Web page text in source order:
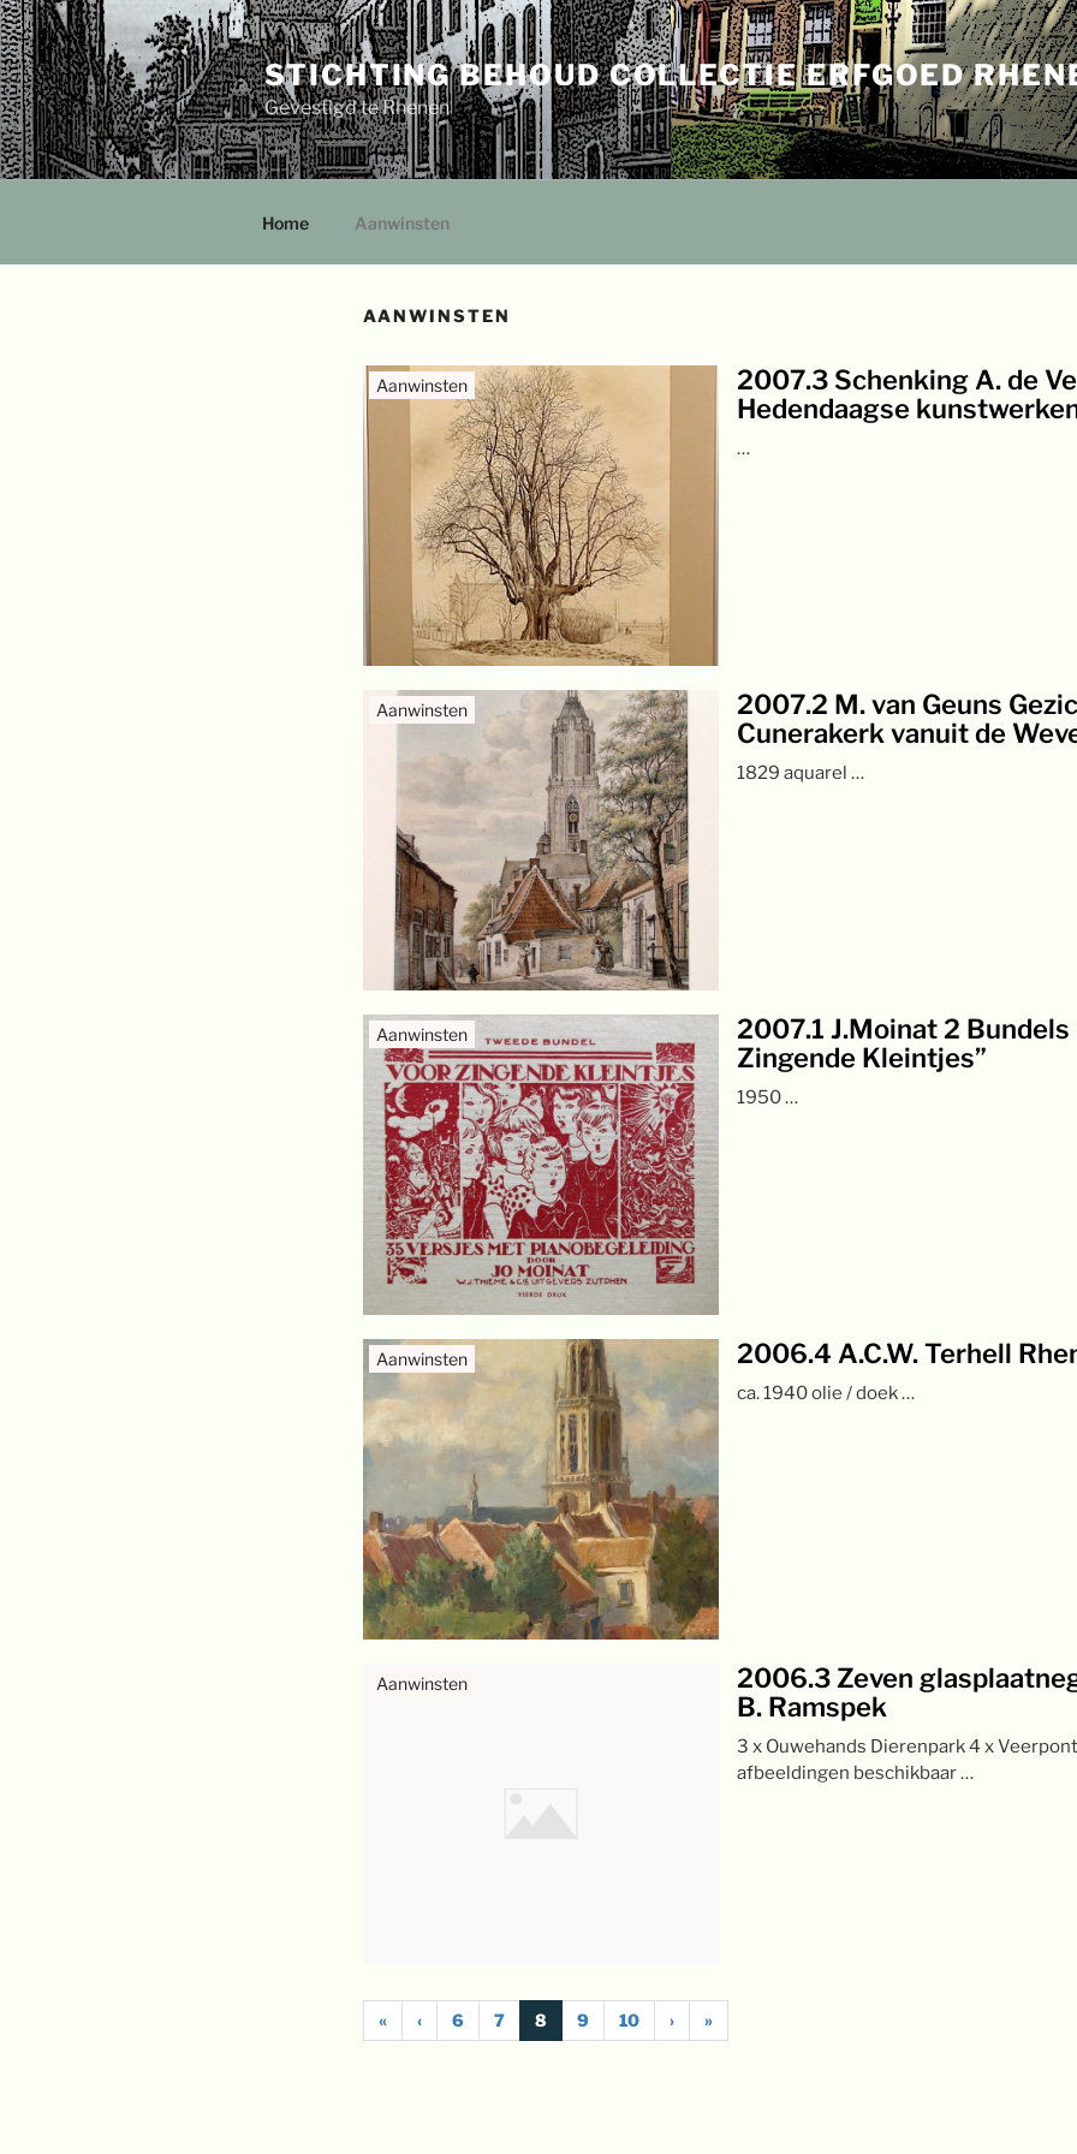
Ga
naar
de
inhoud
STICHTING BEHOUD COLLECTIE ERFGOED
Gevestigd te Rhenen
Home Aanwinsten
AANWINSTEN
Aanwinsten
2007.3 Schenking A. de
Hedendaagse
…
Aanwinsten
2007.2 M. van Geuns
Cunerakerk vanuit de
1829 aquarel …
Aanwinsten
2007.1 J.Moinat 2 Bundels
Zingende Kleintjes”
1950 …
Aanwinsten 2006.4 A.C.W. Terhell
ca. 1940 olie / doek …
Aanwinsten
2006.3 Zeven
B. Ramspek
3 x Ouwehands Dierenpark 4 x
afbeeldingen beschikbaar …
« ‹ 6 7 8 9 10 › »